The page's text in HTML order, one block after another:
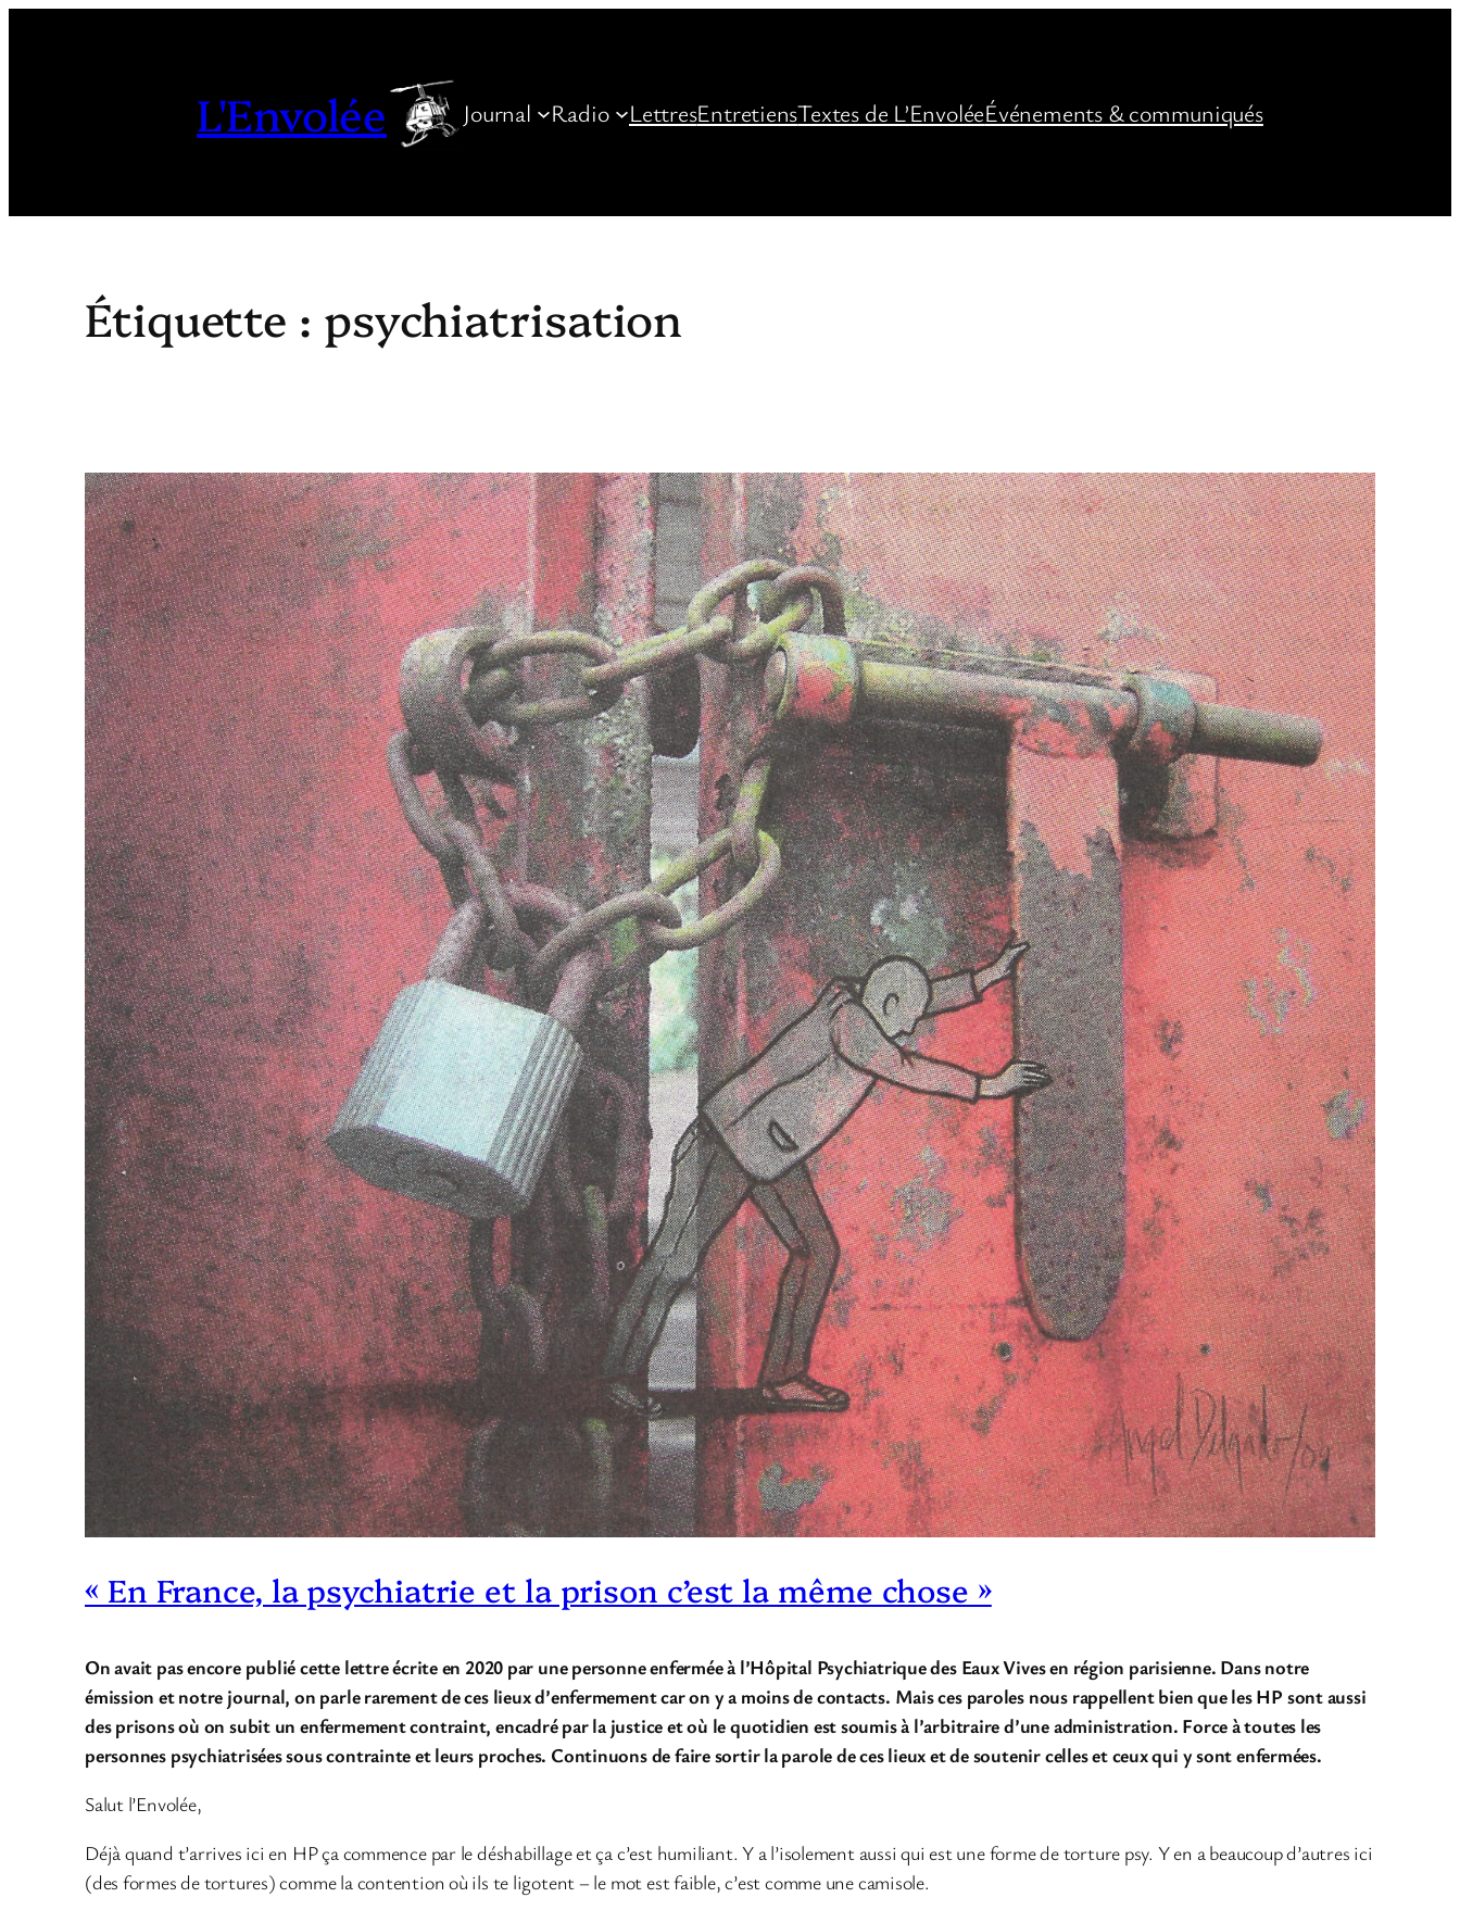
L'Envolée Journal Radio LettresEntretiensTextes de L’EnvoléeÉvénements & communiqués
Étiquette : psychiatrisation
« En France, la psychiatrie et la prison c’est la même chose »
On avait pas encore publié cette lettre écrite en 2020 par une personne enfermée à l’Hôpital Psychiatrique des Eaux Vives en région parisienne. Dans notre
émission et notre journal, on parle rarement de ces lieux d’enfermement car on y a moins de contacts. Mais ces paroles nous rappellent bien que les HP sont aussi
des prisons où on subit un enfermement contraint, encadré par la justice et où le quotidien est soumis à l’arbitraire d’une administration. Force à toutes les
personnes psychiatrisées sous contrainte et leurs proches. Continuons de faire sortir la parole de ces lieux et de soutenir celles et ceux qui y sont enfermées.
Salut l’Envolée,
Déjà quand t’arrives ici en HP ça commence par le déshabillage et ça c’est humiliant. Y a l’isolement aussi qui est une forme de torture psy. Y en a beaucoup d’autres ici
(des formes de tortures) comme la contention où ils te ligotent – le mot est faible, c’est comme une camisole.